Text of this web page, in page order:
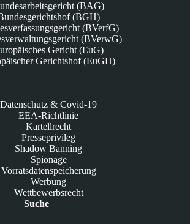
(BAG)
(BGH)
(BVerfG)
(BVerwG)
Gericht (EuG)
Gerichtshof (EuGH)
Datenschutz & Covid-19
EEA-Richtlinie
Kartellrecht
Presseprivileg
Shadow Banning
Spionage
Vorratsdatenspeicherung
Werbung
Wettbewerbsrecht
Suche